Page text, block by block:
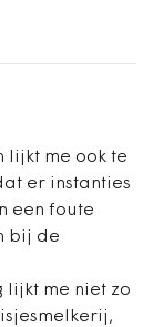
lijkt me ook te
er instanties
een foute
bij de
lijkt me niet zo